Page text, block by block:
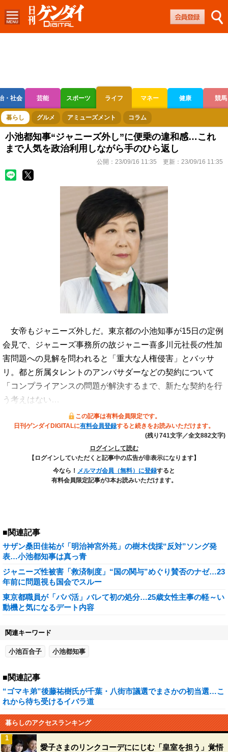
・社会 芸能 スポーツ ライフ マネー 健康 競馬
ボートレース 競輪 オートレース
暮らし グルメ アミューズメント コラム
小池都知事“ジャニーズ外し”に便乗の違和感…これ
まで人気を政治利用しながら手のひら返し
公開： 23/09/16 11:35 更新： 23/09/16 11:35
女帝もジャニーズ外しだ。東京都の小池知事が15日の定例
会見で、ジャニーズ事務所の故ジャニー喜多川元社長の性加
害問題への見解を問われると「重大な人権侵害」とバッサ
リ。都と所属タレントのアンバサダーなどの契約について
「コンプライアンスの問題が解決するまで、新たな契約を行
う考えはない…
この記事は有料会員限定です。
日刊ゲンダイDIGITALに有料会員登録すると続きをお読みいただけます。
(残り741文字／全文882文字)
ログインして読む
【ログインしていただくと記事中の広告が非表示になります】
今なら！ メルマガ会員（無料）に登録すると
有料会員限定記事が3本お読みいただけます。
■関連記事
サザン桑田佳祐が「明治神宮外苑」の樹木伐採“反対”ソング発
表…小池都知事は真っ青
ジャニーズ性被害「救済制度」“国の関与”めぐり賛否のナゼ…23
年前に問題視も国会でスルー
東京都職員が「パパ活」バレて初の処分…25歳女性主事の軽～い
動機と気になるデート内容
関連キーワード
小池百合子 小池都知事
■関連記事
“ゴマキ弟”後藤祐樹氏が千葉・八街市議選でまさかの初当選…こ
れから待ち受けるイバラ道
暮らしのアクセスランキング
愛子さまのリンクコーデににじむ「皇室を担う」覚悟
1